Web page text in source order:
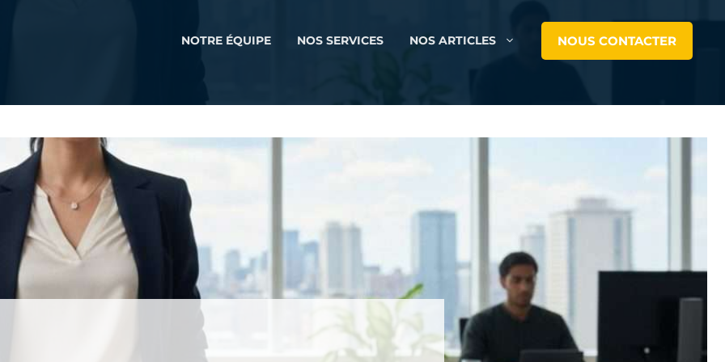
NOTRE ÉQUIPE NOS SERVICES NOS ARTICLES NOUS CONTACTER